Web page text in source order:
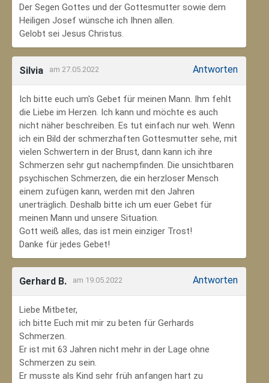
Der Segen Gottes und der Gottesmutter sowie dem
Heiligen Josef wünsche ich Ihnen allen.
Gelobt sei Jesus Christus.
Silvia am 27.05.2022 Antworten
Ich bitte euch um's Gebet für meinen Mann. Ihm fehlt
die Liebe im Herzen. Ich kann und möchte es auch
nicht näher beschreiben. Es tut einfach nur weh. Wenn
ich ein Bild der schmerzhaften Gottesmutter sehe, mit
vielen Schwertern in der Brust, dann kann ich ihre
Schmerzen sehr gut nachempfinden. Die unsichtbaren
psychischen Schmerzen, die ein herzloser Mensch
einem zufügen kann, werden mit den Jahren
unerträglich. Deshalb bitte ich um euer Gebet für
meinen Mann und unsere Situation.
Gott weiß alles, das ist mein einziger Trost!
Danke für jedes Gebet!
Gerhard B. am 19.05.2022 Antworten
Liebe Mitbeter,
ich bitte Euch mit mir zu beten für Gerhards
Schmerzen.
Er ist mit 63 Jahren nicht mehr in der Lage ohne
Schmerzen zu sein.
Er musste als Kind sehr früh anfangen hart zu